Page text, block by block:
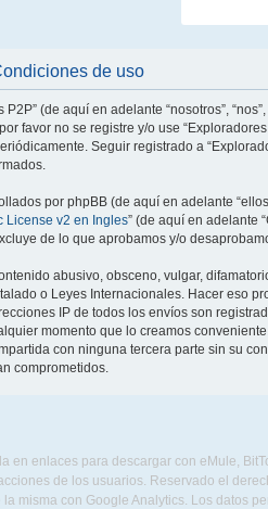
de uso
(de aquí en adelante “nosotros”,
favor no se registre y/o use
Seguir registrado a
por phpBB (de aquí en adelante
License v2 en Ingles” (de aquí en adelante
de lo que aprobamos y/o
abusivo, obsceno, vulgar,
o Leyes Internacionales. Hacer eso
IP de todos los envíos son
momento que lo creamos
con ninguna tercera parte sin su
comprometidos.
en enlaces para descargar con eMule,
de los usuarios. Reservado el
la misma con Google Analytics. Los datos